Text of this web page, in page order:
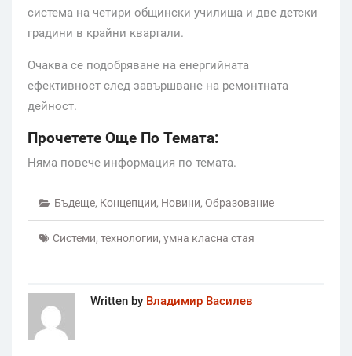
система на четири общински училища и две детски
градини в крайни квартали.
Очаква се подобряване на енергийната
ефективност след завършване на ремонтната
дейност.
Прочетете Още По Темата:
Няма повече информация по темата.
Бъдеще, Концепции, Новини, Образование
Системи, технологии, умна класна стая
Written by Владимир Василев